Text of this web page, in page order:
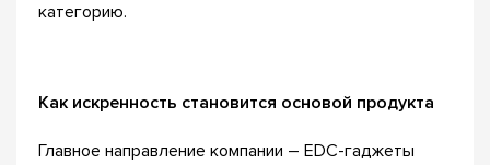
категорию.
Как искренность становится основой продукта
Главное направление компании – EDC-гаджеты